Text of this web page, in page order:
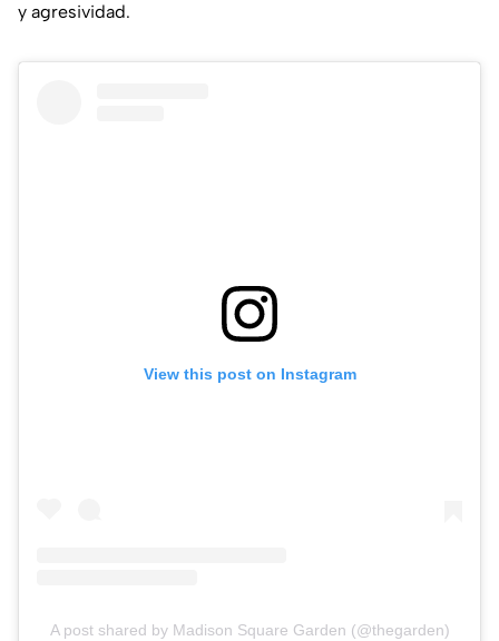
y agresividad.
View this post on Instagram
A post shared by Madison Square Garden (@thegarden)